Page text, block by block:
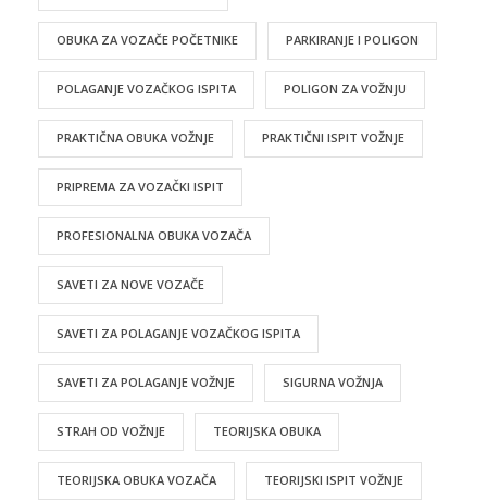
OBUKA ZA VOZAČE POČETNIKE PARKIRANJE I POLIGON
POLAGANJE VOZAČKOG ISPITA POLIGON ZA VOŽNJU
PRAKTIČNA OBUKA VOŽNJE PRAKTIČNI ISPIT VOŽNJE
PRIPREMA ZA VOZAČKI ISPIT
PROFESIONALNA OBUKA VOZAČA
SAVETI ZA NOVE VOZAČE
SAVETI ZA POLAGANJE VOZAČKOG ISPITA
SAVETI ZA POLAGANJE VOŽNJE SIGURNA VOŽNJA
STRAH OD VOŽNJE TEORIJSKA OBUKA
TEORIJSKA OBUKA VOZAČA TEORIJSKI ISPIT VOŽNJE